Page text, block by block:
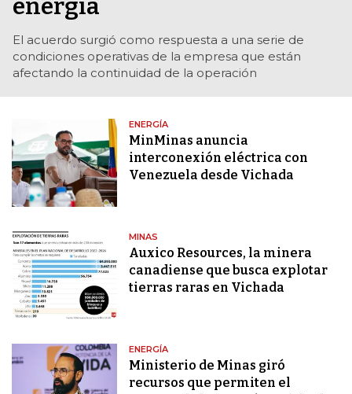
energía
El acuerdo surgió como respuesta a una serie de
condiciones operativas de la empresa que están
afectando la continuidad de la operación
ENERGÍA
MinMinas anuncia
interconexión eléctrica con
Venezuela desde Vichada
MINAS
Auxico Resources, la minera
canadiense que busca explotar
tierras raras en Vichada
ENERGÍA
Ministerio de Minas giró
recursos que permiten el